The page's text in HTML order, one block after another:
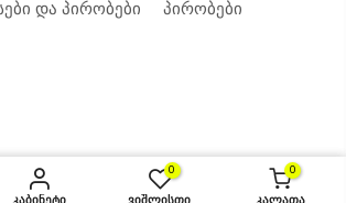
და პირობები
პირობები
ᲓᲐᲐᲛᲐᲢᲔ ᲙᲐᲚᲐᲗᲐᲨᲘ
0 0